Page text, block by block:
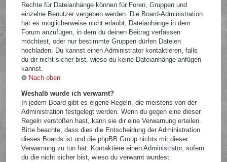
Rechte für Dateianhänge können für Foren, Gruppen und
einzelne Benutzer vergeben werden. Die Board-Administration
hat es möglicherweise nicht erlaubt, Dateianhänge in dem
Forum anzufügen, in dem du deinen Beitrag verfassen
möchtest, oder nur bestimmte Gruppen dürfen Dateien
hochladen. Du kannst einen Administrator kontaktieren, falls
du dir nicht sicher bist, wieso du keine Dateianhänge anfügen
kannst.
Nach oben
Weshalb wurde ich verwarnt?
In jedem Board gibt es eigene Regeln, die meistens von der
Administration festgelegt werden. Wenn du gegen eine dieser
Regeln verstoßen hast, kann sie dir eine Verwarnung erteilen.
Bitte beachte, dass dies die Entscheidung der Administration
dieses Boards ist und die phpBB Group nichts mit dieser
Verwarnung zu tun hat. Kontaktiere einen Administrator, sofern
du die nicht sicher bist, wieso du verwarnt wurdest.